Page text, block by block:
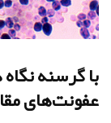
با گرسنه
عفونت‌های